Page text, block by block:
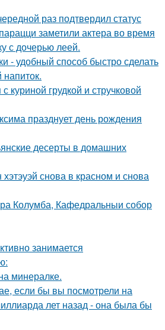
раз подтвердил статус
заметили актера во время
с дочерью леей.
- удобный способ быстро сделать
куриной грудкой и стручковой
празднует день рождения
десерты в домашних
хэтэуэй снова в красном и снова
Колумба, Кафедральныи собор
занимается
минералке.
если бы вы посмотрели на
лет назад - она была бы